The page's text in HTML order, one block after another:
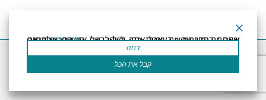
Accessibility Statement Regulation Powered by
אתר זה משתמש בעוגיות כדי לשפר את החוויה שלך.נניח שאתה בסדר עם זה, אבל אתה יכול לבטל את הסכמתך אם תרצה. קרא עוד
דחה
קבל את הכל